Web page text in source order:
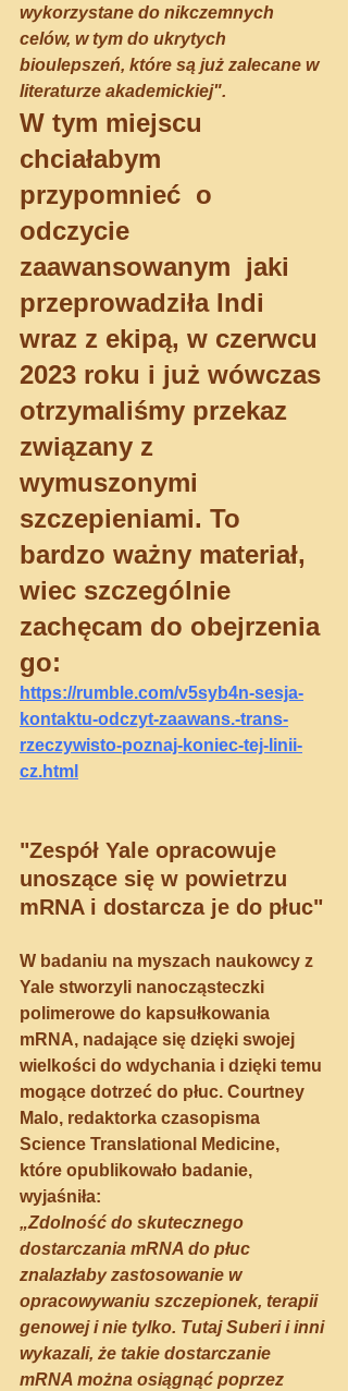
wykorzystane do nikczemnych
celów, w tym do ukrytych
bioulepszeń, które są już zalecane w
literaturze akademickiej".
W tym miejscu
chciałabym
przypomnieć  o
odczycie
zaawansowanym  jaki
przeprowadziła Indi
wraz z ekipą, w czerwcu
2023 roku i już wówczas
otrzymaliśmy przekaz
związany z
wymuszonymi
szczepieniami. To
bardzo ważny materiał,
wiec szczególnie
zachęcam do obejrzenia
go:
https://rumble.com/v5syb4n-sesja-
kontaktu-odczyt-zaawans.-trans-
rzeczywisto-poznaj-koniec-tej-linii-
cz.html
"Zespół Yale opracowuje
unoszące się w powietrzu
mRNA i dostarcza je do płuc"
W badaniu na myszach naukowcy z
Yale stworzyli nanocząsteczki
polimerowe do kapsułkowania
mRNA, nadające się dzięki swojej
wielkości do wdychania i dzięki temu
mogące dotrzeć do płuc. Courtney
Malo, redaktorka czasopisma
Science Translational Medicine,
które opublikowało badanie,
wyjaśniła:
„Zdolność do skutecznego
dostarczania mRNA do płuc
znalazłaby zastosowanie w
opracowywaniu szczepionek, terapii
genowej i nie tylko. Tutaj Suberi i inni
wykazali, że takie dostarczanie
mRNA można osiągnąć poprzez